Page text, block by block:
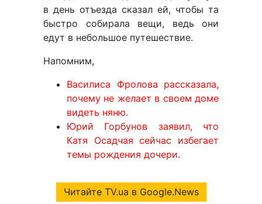
в день отъезда сказал ей, чтобы та
быстро собирала вещи, ведь они
едут в небольшое путешествие.
Напомним,
Василиса Фролова рассказала,
почему не желает в своем доме
видеть няню.
Юрий Горбунов заявил, что
Катя Осадчая сейчас избегает
темы рождения дочери.
Читайте TV.ua в Google.News